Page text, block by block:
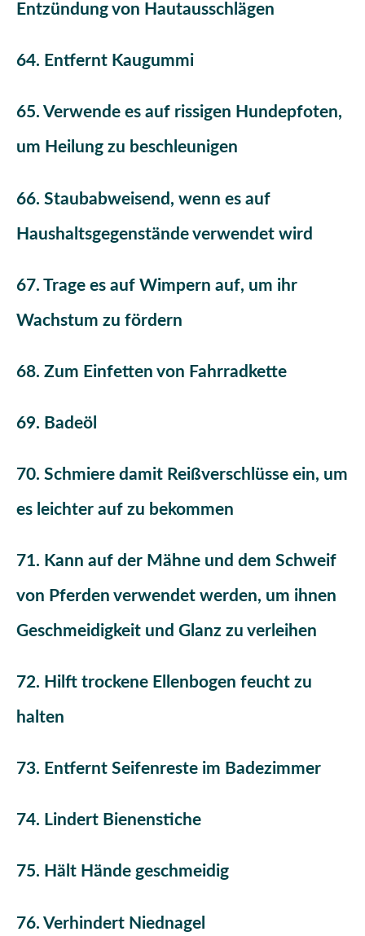
Entzündung von Hautausschlägen
64. Entfernt Kaugummi
65. Verwende es auf rissigen Hundepfoten,
um Heilung zu beschleunigen
66. Staubabweisend, wenn es auf
Haushaltsgegenstände verwendet wird
67. Trage es auf Wimpern auf, um ihr
Wachstum zu fördern
68. Zum Einfetten von Fahrradkette
69. Badeöl
70. Schmiere damit Reißverschlüsse ein, um
es leichter auf zu bekommen
71. Kann auf der Mähne und dem Schweif
von Pferden verwendet werden, um ihnen
Geschmeidigkeit und Glanz zu verleihen
72. Hilft trockene Ellenbogen feucht zu
halten
73. Entfernt Seifenreste im Badezimmer
74. Lindert Bienenstiche
75. Hält Hände geschmeidig
76. Verhindert Niednagel